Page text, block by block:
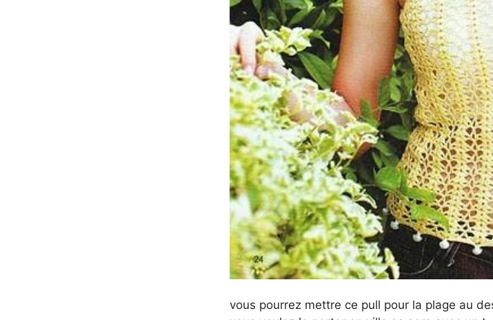
vous pourrez mettre ce pull pour la plage au